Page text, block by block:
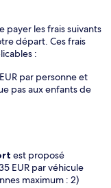
payer les frais suivants
départ. Ces frais
:
par personne et
pas aux enfants de
est proposé
EUR par véhicule
maximum : 2)